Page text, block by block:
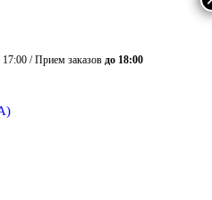
/ Прием заказов до 18:00